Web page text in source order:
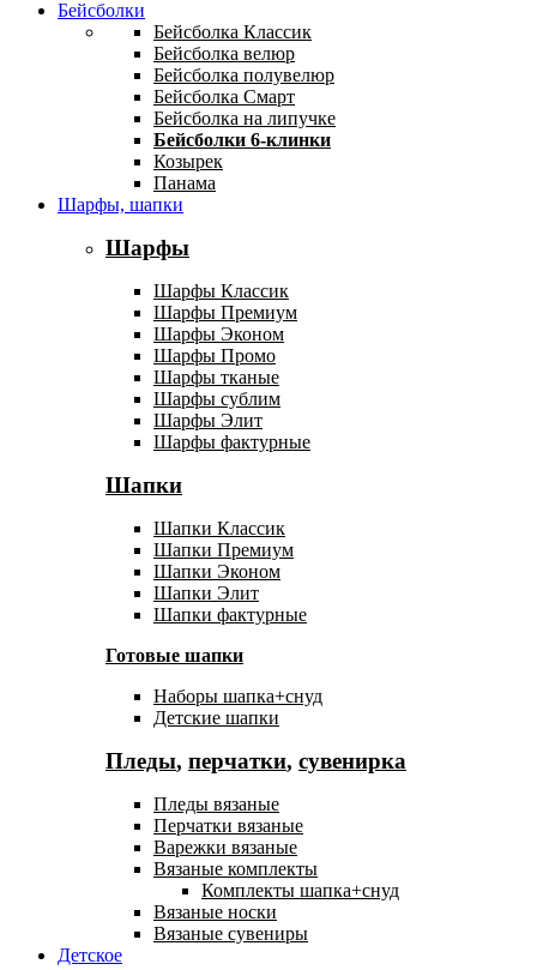
Бейсболки
Бейсболка Классик
Бейсболка велюр
Бейсболка полувелюр
Бейсболка Смарт
Бейсболка на липучке
Бейсболки 6-клинки
Козырек
Панама
Шарфы, шапки
Шарфы
Шарфы Классик
Шарфы Премиум
Шарфы Эконом
Шарфы Промо
Шарфы тканые
Шарфы сублим
Шарфы Элит
Шарфы фактурные
Шапки
Шапки Классик
Шапки Премиум
Шапки Эконом
Шапки Элит
Шапки фактурные
Готовые шапки
Наборы шапка+снуд
Детские шапки
Пледы, перчатки, сувенирка
Пледы вязаные
Перчатки вязаные
Варежки вязаные
Вязаные комплекты
Комплекты шапка+снуд
Вязаные носки
Вязаные сувениры
Детское